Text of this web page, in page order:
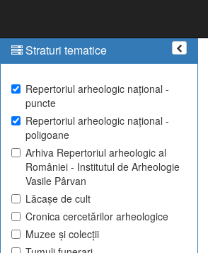
Straturi tematice
Repertoriul arheologic național -
puncte
Repertoriul arheologic național -
poligoane
Arhiva Repertoriul arheologic al
României - Institutul de Arheologie
Vasile Pârvan
Lăcașe de cult
Cronica cercetărilor arheologice
Muzee și colecții